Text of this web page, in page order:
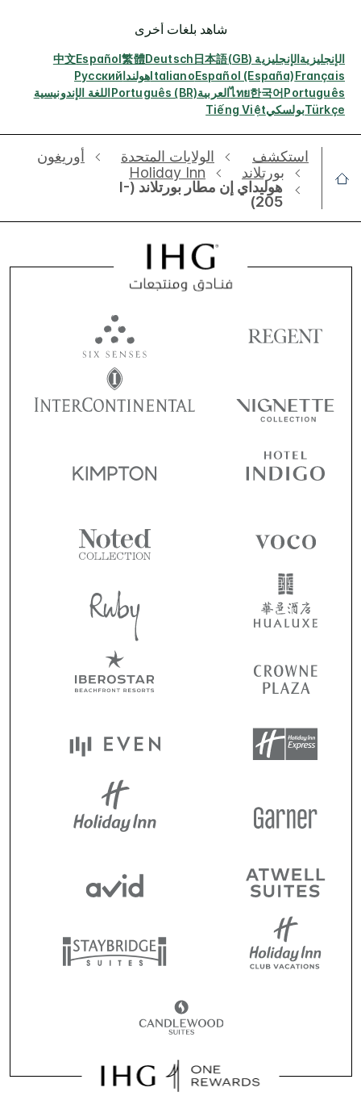
شاهد بلغات أخرى
الإنجليزيةالإنجليزية (GB) 日本語
Deutsch
繁體
Español
中文
Français
Español (España)
ItalianoهولنداРусский
Português
한국어
ไทยالعربيةPortuguês (BR)اللغة الإندونيسية
TürkçeبولسكيTiếng Việt
استكشف الولايات المتحدة
أوريغون
بورتلاند
Holiday Inn
هوليداي إن مطار بورتلاند (I-
205)